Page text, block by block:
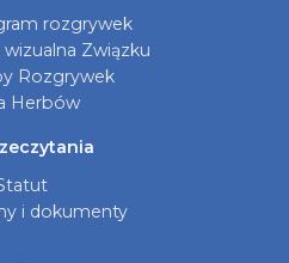
rozgrywek
Związku
Rozgrywek
Herbów
i dokumenty